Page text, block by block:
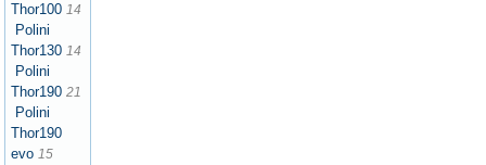
Thor100 14
Polini
Thor130 14
Polini
Thor190 21
Polini
Thor190
evo 15